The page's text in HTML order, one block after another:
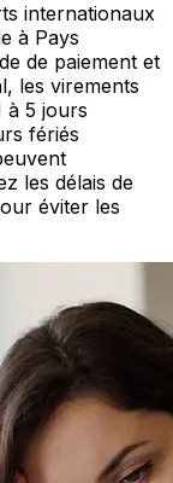
internationaux
à Pays
de paiement et
les virements
à 5 jours
fériés
les délais de
éviter les